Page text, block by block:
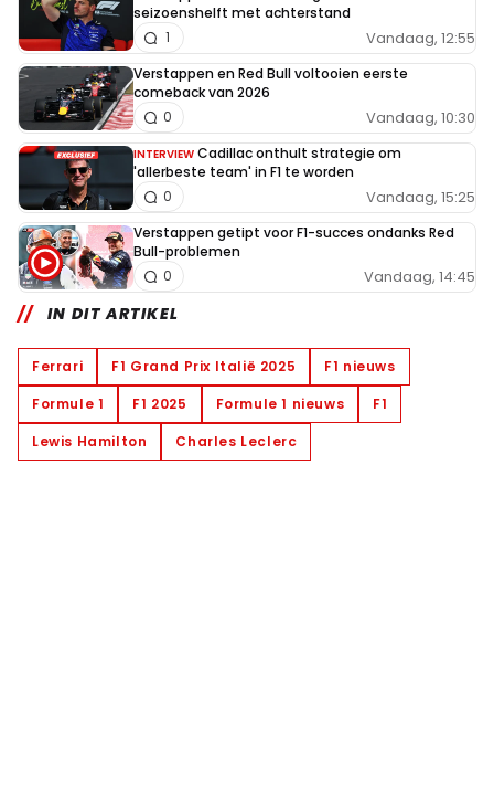
seizoenshelft met achterstand
Vandaag, 12:55
1
Verstappen en Red Bull voltooien eerste
comeback van 2026
Vandaag, 10:30
0
INTERVIEW Cadillac onthult strategie om
'allerbeste team' in F1 te worden
Vandaag, 15:25
0
Verstappen getipt voor F1-succes ondanks Red
Bull-problemen
Vandaag, 14:45
0
IN DIT ARTIKEL
Ferrari F1 Grand Prix Italië 2025
F1 nieuws
Formule 1
F1 2025 Formule 1 nieuws
F1
Lewis Hamilton
Charles Leclerc